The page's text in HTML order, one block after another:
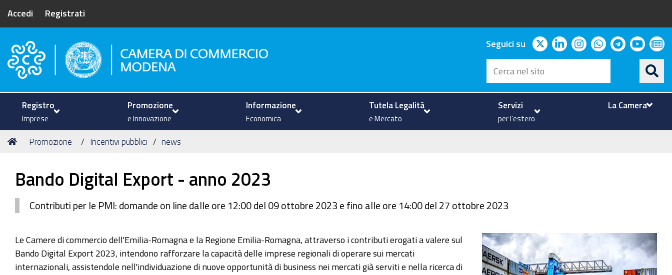
Accedi Registrati
Camera di Commercio di Modena
Seguici su twitterlinkedininstagram
whatsapp
telegram
Cerca
nel
sito
Registro
Imprese
Promozione
e Innovazione
Informazione
Economica
Tutela Legalità
e Mercato
Servizi
per l'estero
La Camera
Tu
Home
Promozione Incentivi pubblici news
Bando Digital Export - anno 2023
Contributi per le PMI: domande on line dalle ore 12:00 del 09 ottobre 2023 e fino alle ore 14:00 del 27 ottobre 2023
Le Camere di commercio dell'Emilia-Romagna e la Regione Emilia-Romagna, attraverso i contributi erogati a valere sul
Bando Digital Export 2023, intendono rafforzare la capacità delle imprese regionali di operare sui mercati
internazionali, assistendole nell'individuazione di nuove opportunità di business nei mercati già serviti e nella ricerca di